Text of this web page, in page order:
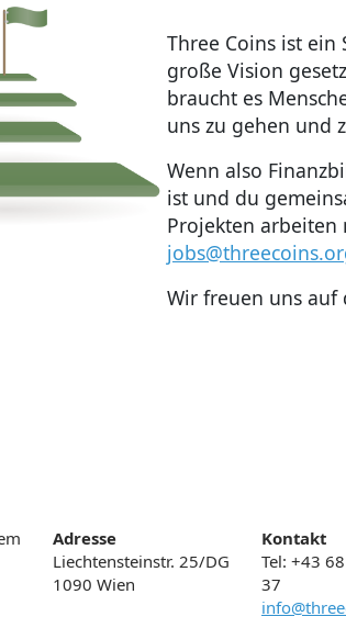
Three Coins ist ein
große Vision
braucht es
uns zu gehen und
Wenn also
ist und du
Projekten arbeiten
Wir freuen uns auf
Adresse
Liechtensteinstr. 25/DG
1090 Wien
Kontakt
Tel: +43
37